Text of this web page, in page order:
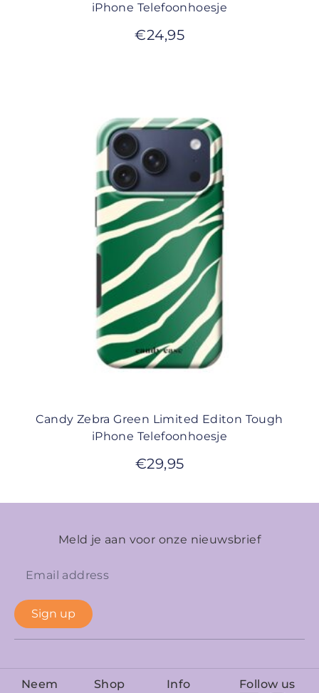
iPhone Telefoonhoesje
€24,95
Candy Zebra Green Limited Editon Tough
iPhone Telefoonhoesje
€29,95
Meld je aan voor onze nieuwsbrief
Sign up
Neem
Shop
Info
Follow us